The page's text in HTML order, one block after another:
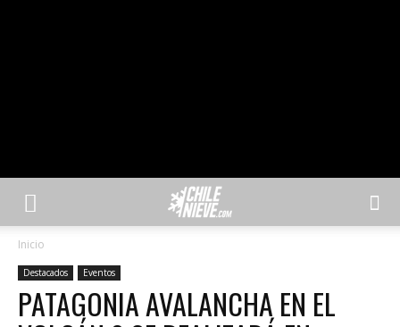
Inicio
Destacados Eventos
PATAGONIA AVALANCHA EN EL